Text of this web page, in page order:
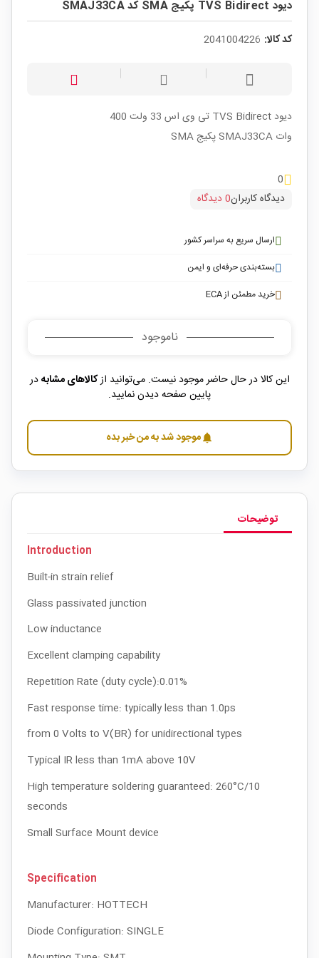
دیود TVS Bidirect پکیج SMA کد SMAJ33CA
کد کالا: 2041004226
دیود TVS Bidirect تی وی اس 33 ولت 400
وات SMAJ33CA پکیج SMA
0
دیدگاه کاربران0 دیدگاه
ارسال سریع به سراسر کشور
بسته‌بندی حرفه‌ای و ایمن
خرید مطمئن از ECA
ناموجود
این کالا در حال حاضر موجود نیست. می‌توانید ازکالاهای مشابهدر
پایین صفحه دیدن نمایید.
notificationsموجود شد به من خبر بده
توضیحات
Introduction
Built-in strain relief
Glass passivated junction
Low inductance
Excellent clamping capability
Repetition Rate (duty cycle):0.01%
Fast response time: typically less than 1.0ps
from 0 Volts to V(BR) for unidirectional types
Typical IR less than 1mA above 10V
High temperature soldering guaranteed: 260°C/10
seconds
Small Surface Mount device
Specification
Manufacturer: HOTTECH
Diode Configuration: SINGLE